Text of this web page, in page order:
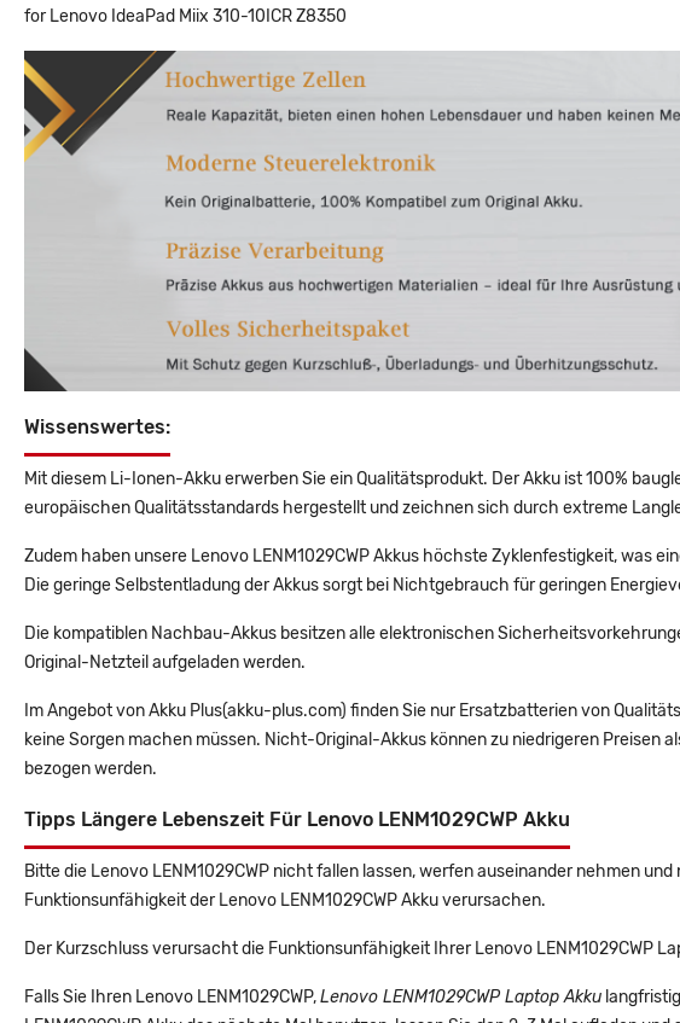
for Lenovo IdeaPad Miix 310-10ICR Z8350
Wissenswertes:
Mit diesem Li-Ionen-Akku erwerben Sie ein Qualitätsprodukt. Der Akku ist 100%
europäischen Qualitätsstandards hergestellt und zeichnen sich durch extreme
Zudem haben unsere Lenovo LENM1029CWP Akkus höchste Zyklenfestigkeit, was
Die geringe Selbstentladung der Akkus sorgt bei Nichtgebrauch für geringen
Die kompatiblen Nachbau-Akkus besitzen alle elektronischen
Original-Netzteil aufgeladen werden.
Im Angebot von Akku Plus(akku-plus.com) finden Sie nur Ersatzbatterien von
keine Sorgen machen müssen. Nicht-Original-Akkus können zu niedrigeren Preisen
bezogen werden.
Tipps Längere Lebenszeit Für Lenovo LENM1029CWP Akku
Bitte die Lenovo LENM1029CWP nicht fallen lassen, werfen auseinander nehmen
Funktionsunfähigkeit der Lenovo LENM1029CWP Akku verursachen.
Der Kurzschluss verursacht die Funktionsunfähigkeit Ihrer Lenovo LENM1029CWP
Falls Sie Ihren Lenovo LENM1029CWP,Lenovo LENM1029CWP Laptop Akku